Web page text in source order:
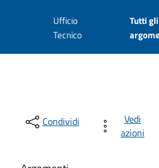
Ufficio
Tecnico
Tutti gli
Condividi
Vedi
azioni